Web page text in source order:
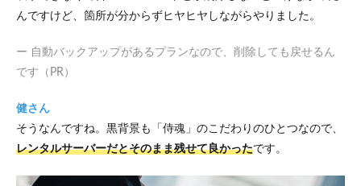
んですけど、箇所が分からずヒヤヒヤしながらやりました。
ー 自動バックアップがあるプランなので、削除しても戻せるん
です（PR）
健さん
そうなんですね。黒背景も「侍魂」のこだわりのひとつなので、
レンタルサーバーだとそのまま残せて良かったです。